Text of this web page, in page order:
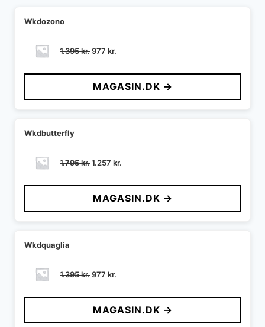
Wkdozono
1.395kr.Den
pris
var:
1.395 kr..
977 kr.
pris
er:
977 kr..
MAGASIN.DK →
Wkdbutterfly
1.795kr.Den
pris
var:
1.795 kr..
1.257 kr.
pris
er:
1.257 kr..
MAGASIN.DK →
Wkdquaglia
1.395kr.Den
pris
var:
1.395 kr..
977 kr.
pris
er:
977 kr..
MAGASIN.DK →